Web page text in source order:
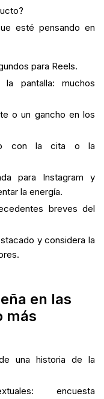
esté pensando en
para Reels.
la pantalla: muchos
o un gancho en los
con la cita o la
para Instagram y
la energía.
breves del
y considera la
en las
más
una historia de la
encuesta